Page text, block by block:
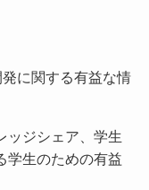
に関する有益な情
ッジシェア、学生
学生のための有益